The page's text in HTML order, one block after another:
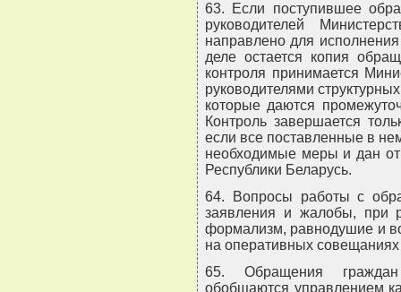
63. Если поступившее
руководителей
направлено для
деле остается копия
контроля принимается
руководителями
которые даются
Контроль завершается
если все поставленные в
необходимые меры и дан
Республики Беларусь.
64. Вопросы работы с
заявления и жалобы, при
формализм, равнодушие и
на оперативных
65. Обращения граждан
обобщаются управлением